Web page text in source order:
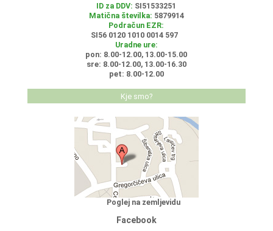
ID za DDV: SI51533251
Matična številka: 5879914
Podračun EZR:
SI56 0120 1010 0014 597
Uradne ure:
pon: 8.00-12.00, 13.00-15.00
sre: 8.00-12.00, 13.00-16.30
pet: 8.00-12.00
Kje smo?
Poglej na zemljevidu
Facebook